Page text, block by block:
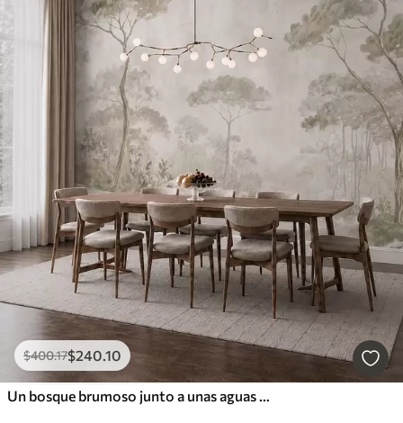
$400.17$240 .10